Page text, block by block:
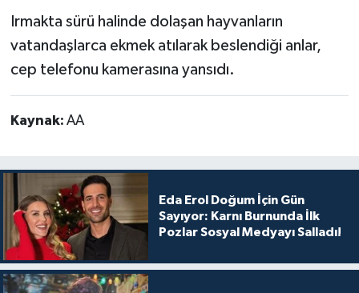
Irmakta sürü halinde dolaşan hayvanların
vatandaşlarca ekmek atılarak beslendiği anlar,
cep telefonu kamerasına yansıdı.
Kaynak: AA
Eda Erol Doğum İçin Gün
Sayıyor: Karnı Burnunda İlk
Pozlar Sosyal Medyayı Salladı!